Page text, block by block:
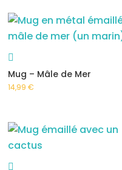
Mug – Mâle de Mer
14,99€